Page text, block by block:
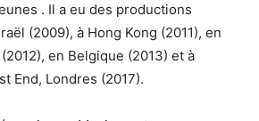
. Il a eu des productions
(2009), à Hong Kong (2011), en
en Belgique (2013) et à
End, Londres (2017).